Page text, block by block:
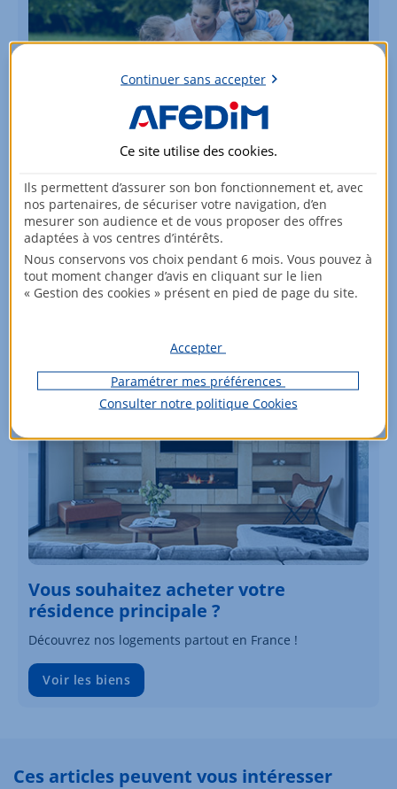
Vous souhaitez acheter un terrain ?
Retrouvez notre sélection de terrains à bâtir !
Voir les terrains à bâtir
Vous souhaitez acheter votre
résidence principale ?
Découvrez nos logements partout en France !
Voir les biens
Ces articles peuvent vous intéresser
Continuer sans accepter
Ce site utilise des cookies.
Ils permettent d’assurer son bon fonctionnement et, avec
nos partenaires, de sécuriser votre navigation, d’en
mesurer son audience et de vous proposer des offres
adaptées à vos centres d’intérêts.
Nous conservons vos choix pendant 6 mois. Vous pouvez à
tout moment changer d’avis en cliquant sur le lien
« Gestion des cookies » présent en pied de page du site.
Accepter
Paramétrer mes préférences
Consulter notre politique Cookies